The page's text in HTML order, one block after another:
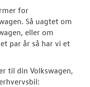
Volkswagen
for
Så uagtet om
eller om
par år så har vi et
til din Volkswagen,